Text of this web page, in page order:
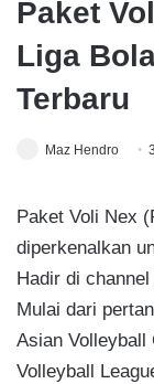
Paket
Liga
Terbaru
Maz Hendro
Paket Voli Nex
diperkenalkan
Hadir di
Mulai dari
Asian Volleyball
Volleyball